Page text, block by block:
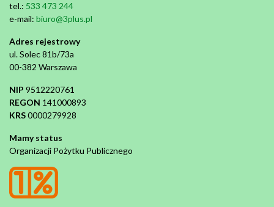
tel.: 533 473 244
e-mail: biuro@3plus.pl
Adres rejestrowy
ul. Solec 81b/73a
00-382 Warszawa
NIP 9512220761
REGON 141000893
KRS0000279928
Mamy status
Organizacji Pożytku Publicznego